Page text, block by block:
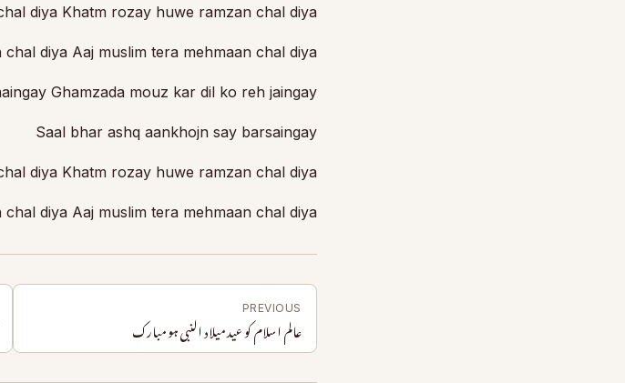
diya Khatm rozay huwe ramzan chal diya
diya Aaj muslim tera mehmaan chal diya
Ghamzada mouz kar dil ko reh jaingay
Saal bhar ashq aankhojn say barsaingay
diya Khatm rozay huwe ramzan chal diya
diya Aaj muslim tera mehmaan chal diya
PREVIOUS
عالم اسلام کو عید میلاد النبی ہو مبارک